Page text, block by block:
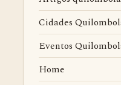
Cidades
Eventos
Home